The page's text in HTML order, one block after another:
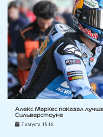
Алекс Маркес показал
Сильверстоуне
7 августа, 15:18